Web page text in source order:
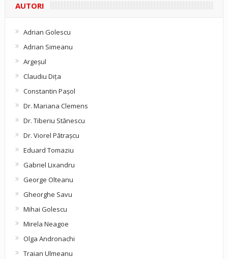
AUTORI
Adrian Golescu
Adrian Simeanu
Argeşul
Claudiu Diţa
Constantin Pașol
Dr. Mariana Clemens
Dr. Tiberiu Stănescu
Dr. Viorel Pătraşcu
Eduard Tomaziu
Gabriel Lixandru
George Olteanu
Gheorghe Savu
Mihai Golescu
Mirela Neagoe
Olga Andronachi
Traian Ulmeanu